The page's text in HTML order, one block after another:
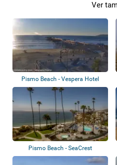
Ver
Pismo Beach - Vespera Hotel
Pismo Beach - SeaCrest
OceanFront Hotel